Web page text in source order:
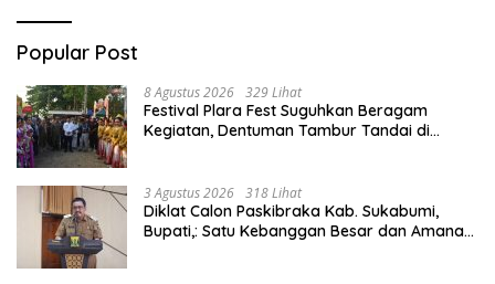
Popular Post
8 Agustus 2026 329 Lihat
Festival Plara Fest Suguhkan Beragam
Kegiatan, Dentuman Tambur Tandai di
3 Agustus 2026 318 Lihat
Diklat Calon Paskibraka Kab. Sukabumi,
Bupati,: Satu Kebanggan Besar dan Amanah